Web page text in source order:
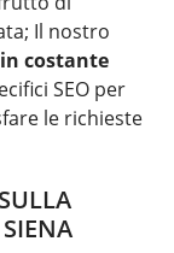
Il nostro
costante
SEO per
le richieste